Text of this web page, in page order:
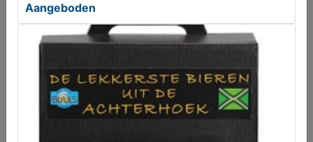
BUULS Bier - Cadeauverpakking - 4-pack met glas
Aangeboden
Aangeboden